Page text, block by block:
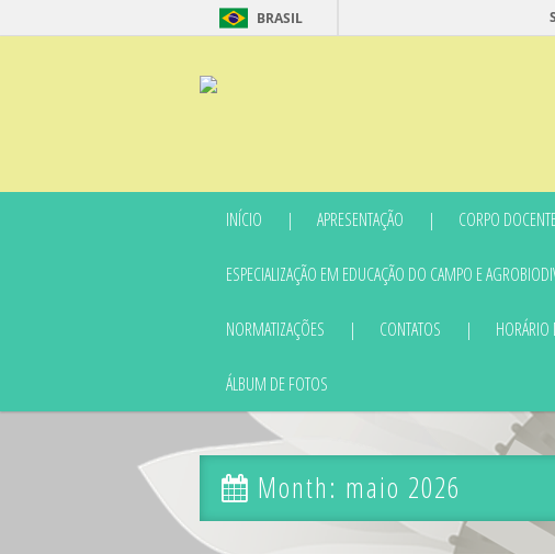
BRASIL
INÍCIO APRESENTAÇÃO CORPO
ESPECIALIZAÇÃO EM EDUCAÇÃO DO CAMPO E
NORMATIZAÇÕES CONTATOS HORÁRIO
ÁLBUM DE FOTOS
Month: maio 2026